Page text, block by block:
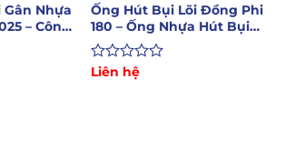
Nhựa
– Công
Ống Hút Bụi Lõi Đồng Phi
180 – Ống Nhựa Hút Bụi
Công Nghiêp
Được
Liên hệ